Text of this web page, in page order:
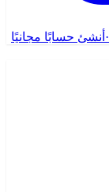
· أنشئ حسابًا مجانيًا